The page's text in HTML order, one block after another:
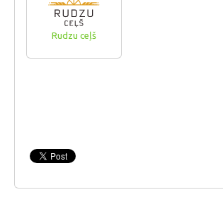
Rudzu ceļš